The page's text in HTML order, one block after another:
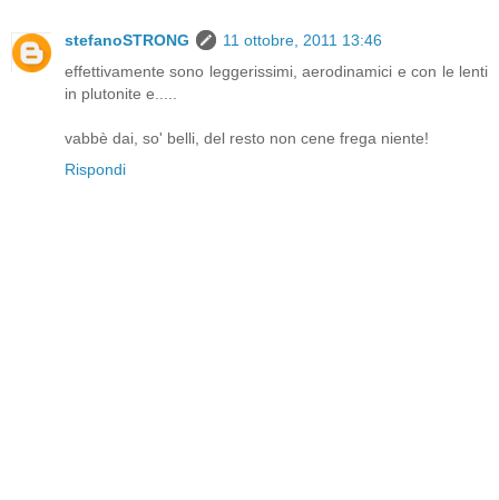
stefanoSTRONG
11 ottobre, 2011 13:46
effettivamente sono leggerissimi, aerodinamici e con le lenti
in plutonite e.....
vabbè dai, so' belli, del resto non cene frega niente!
Rispondi